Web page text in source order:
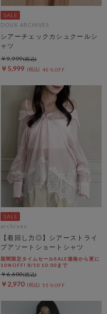
DOUX ARCHIVES
シアーチェックカシュクールシ
ャツ
￥5,999 40％OFF
￥9,999
archives
【着回し力◎】シアーストライ
プアソートショートシャツ
期間限定タイムセールSALE価格から更に
10%OFF! 8/10 10:00まで
￥2,970 55％OFF
￥6,600